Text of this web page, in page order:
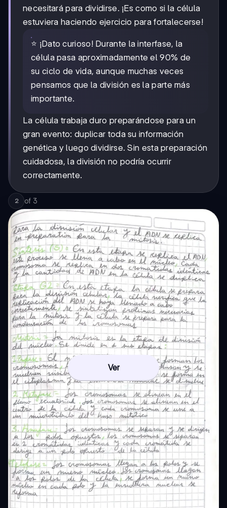
necesitará para dividirse. ¡Es como si la célula
estuviera haciendo ejercicio para fortalecerse!
⭐ ¡Dato curioso! Durante la interfase, la
célula pasa aproximadamente el 90% de
su ciclo de vida, aunque muchas veces
pensamos que la división es la parte más
importante.
La célula trabaja duro preparándose para un
gran evento: duplicar toda su información
genética y luego dividirse. Sin esta preparación
cuidadosa, la división no podría ocurrir
correctamente.
2 of 3
Ver